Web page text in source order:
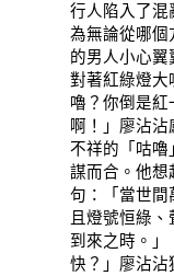
行人陷入了混
為無論從哪個
的男人小心翼
對著紅綠燈大
嚕？你倒是紅
啊！」廖沾
不祥的「咕嚕
謀而合。他想
句：「當世間
且燈號恒綠
到來之時。
快？」廖沾沾